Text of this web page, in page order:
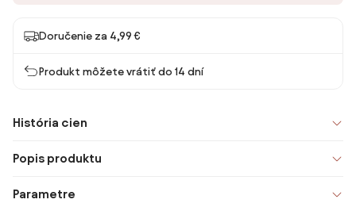
Doručenie za 4,99 €
Produkt môžete vrátiť do 14 dní
História cien
Popis produktu
Parametre